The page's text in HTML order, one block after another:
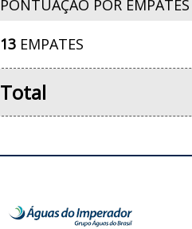
PONTUAÇÃO POR EMPATES
13 EMPATES
Total